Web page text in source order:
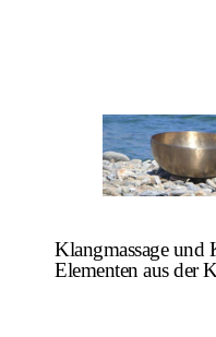
Klangmassage und
Elementen aus der